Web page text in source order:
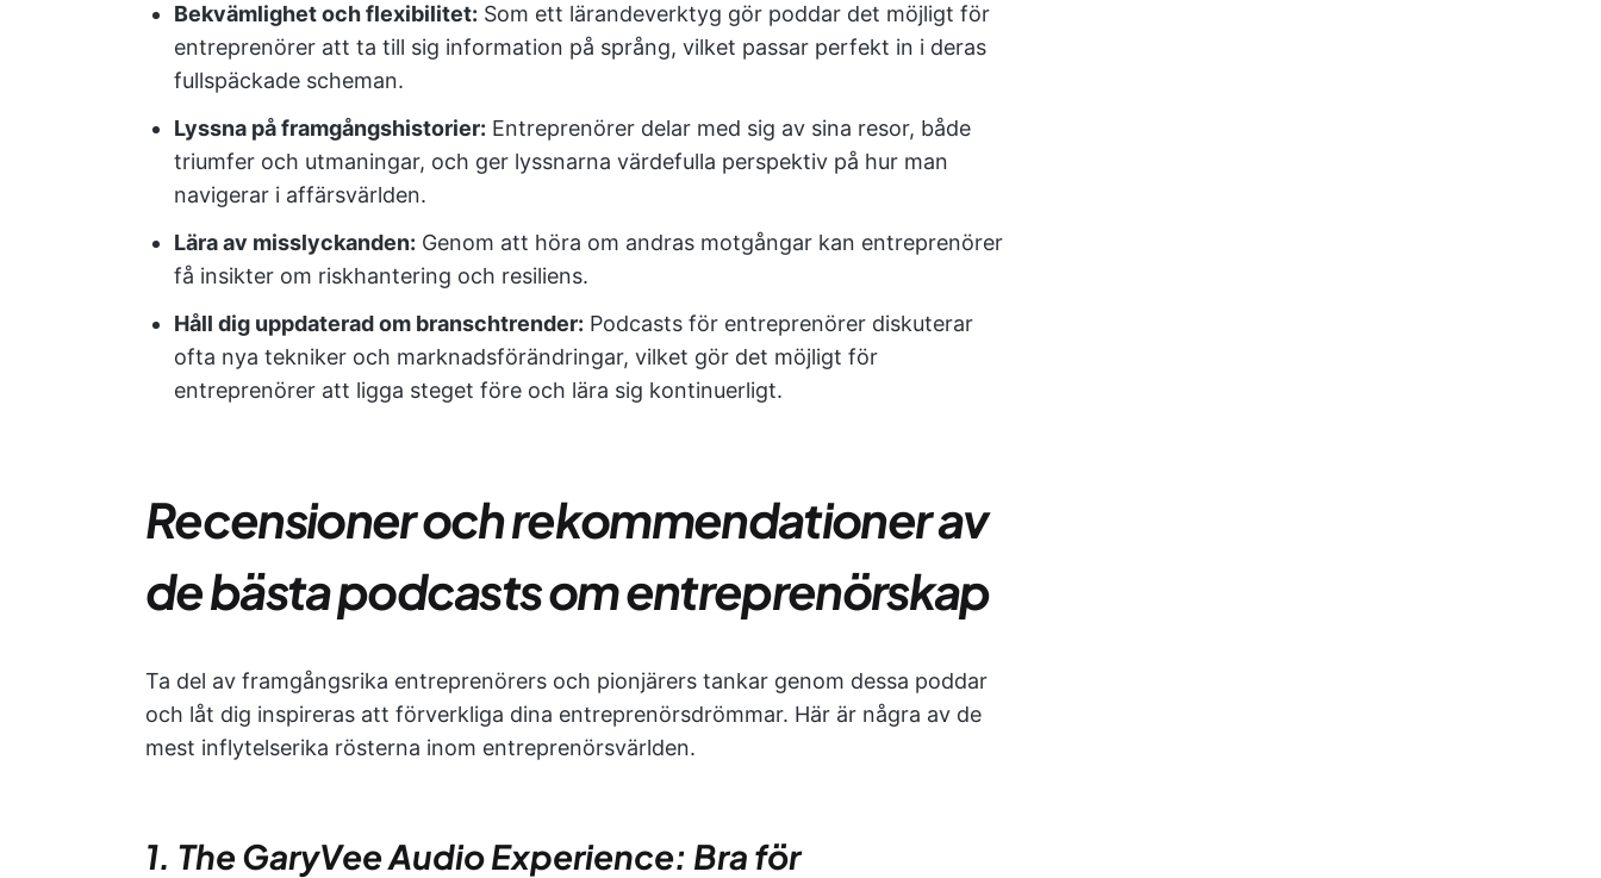
Bekvämlighet och flexibilitet: Som ett lärandeverktyg gör poddar det möjligt för
entreprenörer att ta till sig information på språng, vilket passar perfekt in i deras
fullspäckade scheman.
Lyssna på framgångshistorier: Entreprenörer delar med sig av sina resor, både
triumfer och utmaningar, och ger lyssnarna värdefulla perspektiv på hur man
navigerar i affärsvärlden.
Lära av misslyckanden: Genom att höra om andras motgångar kan entreprenörer
få insikter om riskhantering och resiliens.
Håll dig uppdaterad om branschtrender: Podcasts för entreprenörer diskuterar
ofta nya tekniker och marknadsförändringar, vilket gör det möjligt för
entreprenörer att ligga steget före och lära sig kontinuerligt.
Recensioner och rekommendationer av
de bästa podcasts om entreprenörskap
Ta del av framgångsrika entreprenörers och pionjärers tankar genom dessa poddar
och låt dig inspireras att förverkliga dina entreprenörsdrömmar. Här är några av de
mest inflytelserika rösterna inom entreprenörsvärlden.
1. The GaryVee Audio Experience: Bra för